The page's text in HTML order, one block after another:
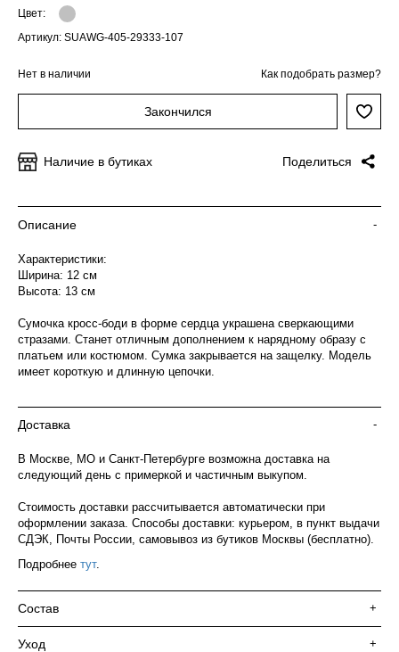
Цвет:
Артикул: SUAWG-405-29333-107
Нет в наличии Как подобрать размер?
Закончился
Наличие в бутиках Поделиться
Описание -
Характеристики:
Ширина: 12 см
Высота: 13 см
Сумочка кросс-боди в форме сердца украшена сверкающими
стразами. Станет отличным дополнением к нарядному образу с
платьем или костюмом. Сумка закрывается на защелку. Модель
имеет короткую и длинную цепочки.
Доставка -
В Москве, МО и Санкт-Петербурге возможна доставка на
следующий день с примеркой и частичным выкупом.
Стоимость доставки рассчитывается автоматически при
оформлении заказа. Способы доставки: курьером, в пункт выдачи
СДЭК, Почты России, самовывоз из бутиков Москвы (бесплатно).
Подробнее тут.
Состав +
Уход +